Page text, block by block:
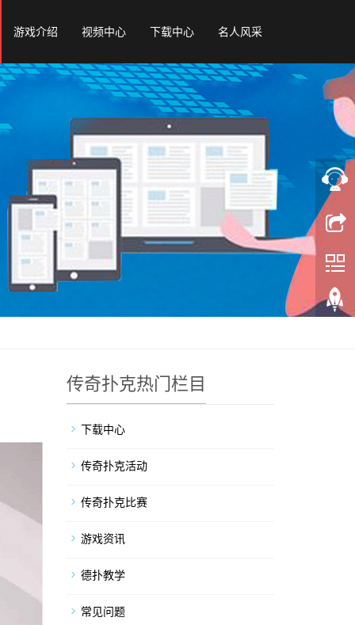
游戏介绍 视频中心 下载中心 名人风采
传奇扑克热门栏目
下载中心
传奇扑克活动
传奇扑克比赛
游戏资讯
德扑教学
常见问题